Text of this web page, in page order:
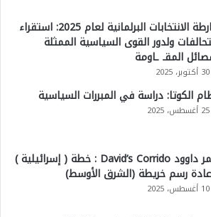
خارطة الانتخابات البرلمانية لعام 2025: استقراء
ولدور القوى السياسية الممثلة
المقـ ـاومة
30 أكتوبر، 2025
الكوتا: دراسة في المبررات السياسية
25 أغسطس، 2025
ممر داوود David’s Corrido : خطة ( إسرائيلية )
رسم خريطة (الشرق الأوسط)
10 أغسطس، 2025